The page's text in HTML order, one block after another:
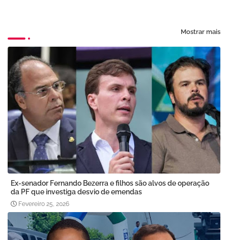
Mostrar mais
Ex-senador Fernando Bezerra e filhos são alvos de operação
da PF que investiga desvio de emendas
Fevereiro 25, 2026